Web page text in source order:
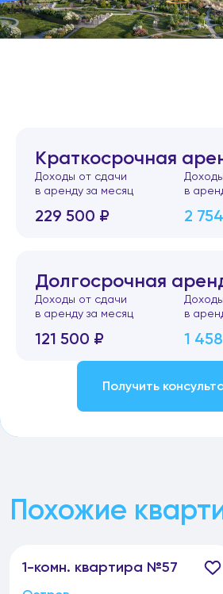
Краткосрочная
Доходы от сдачи
в аренду за месяц
229 500 ₽
в
2
Долгосрочная
Доходы от сдачи
в аренду за месяц
121 500 ₽
в
1
Получить
Похожие
1-комн. квартира №57